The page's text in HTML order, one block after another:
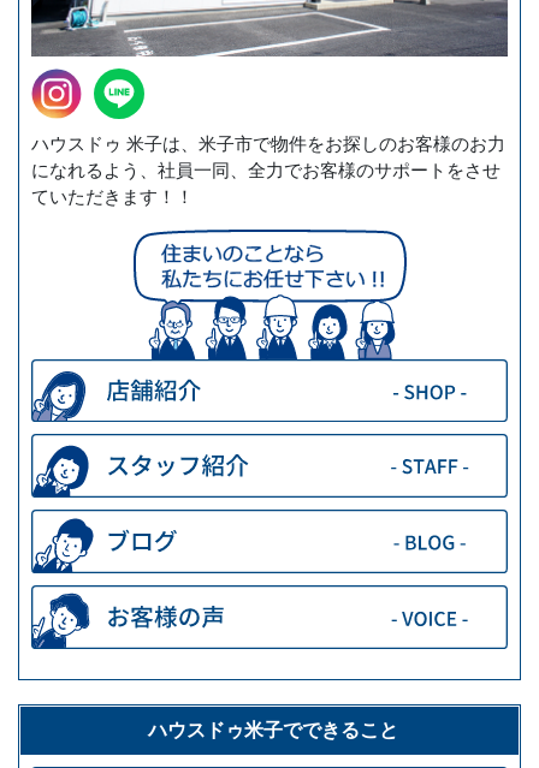
ハウスドゥ 米子は、米子市で物件をお探しのお客様のお力
になれるよう、社員一同、全力でお客様のサポートをさせ
ていただきます！！
ハウスドゥ米子でできること